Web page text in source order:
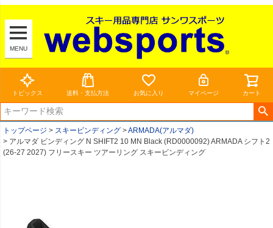
MENU
トピックス 送料・支払方法 お気に入り マイページ カート
トップページ スキービンディング
ARMADA(アルマダ)
アルマダ ビンディング N SHIFT2 10 MN Black (RD0000092) ARMADA シフト2
(26-27 2027) フリースキー ツアーリング スキービンディング